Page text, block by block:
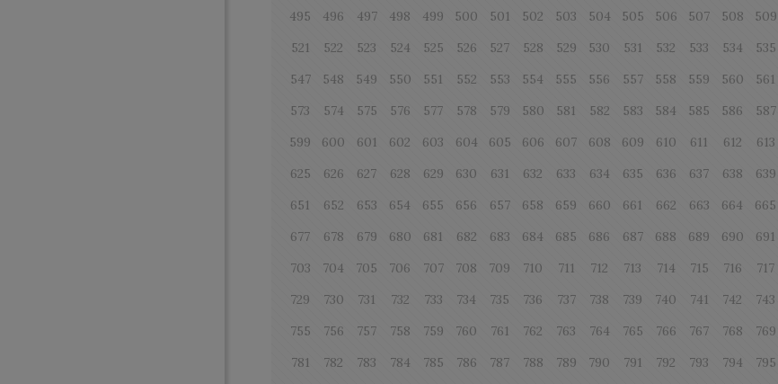
495
496 497 498 499 500 501 502 503 504 505 506 507 508 509
521
522 523 524 525 526 527 528 529 530 531 532 533 534 535
547
548 549 550 551 552 553 554 555 556 557 558 559 560 561
573
574 575 576 577 578 579 580 581 582 583 584 585 586 587
599
600 601 602 603 604 605 606 607 608 609 610 611 612 613
625
626 627 628 629 630 631 632 633 634 635 636 637 638 639
651
652 653 654 655 656 657 658 659 660 661 662 663 664 665
677
678 679 680 681 682 683 684 685 686 687 688 689 690 691
703
704 705 706 707 708 709 710 711 712 713 714 715 716 717
729
730 731 732 733 734 735 736 737 738 739 740 741 742 743
755
756 757 758 759 760 761 762 763 764 765 766 767 768 769
781
782 783 784 785 786 787 788 789 790 791 792 793 794 795